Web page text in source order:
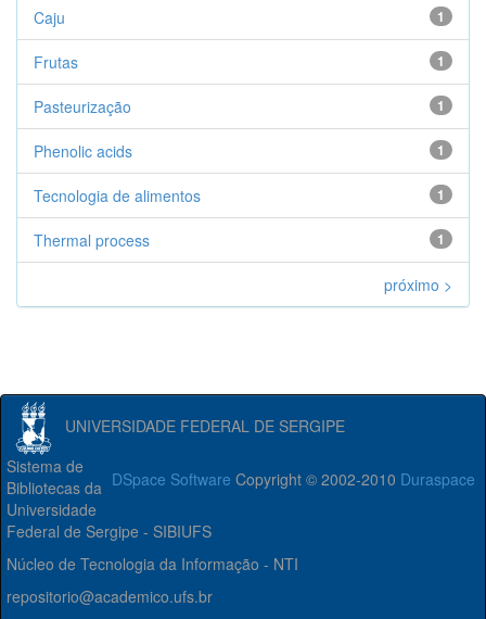
1
Caju
1
Frutas
1
Pasteurização
1
Phenolic acids
1
Tecnologia de alimentos
1
Thermal process
próximo >
UNIVERSIDADE FEDERAL DE SERGIPE
DSpace Software Copyright © 2002-2010 Duraspace
Sistema de
Bibliotecas da
Universidade
Federal de Sergipe - SIBIUFS
Núcleo de Tecnologia da Informação - NTI
repositorio@academico.ufs.br